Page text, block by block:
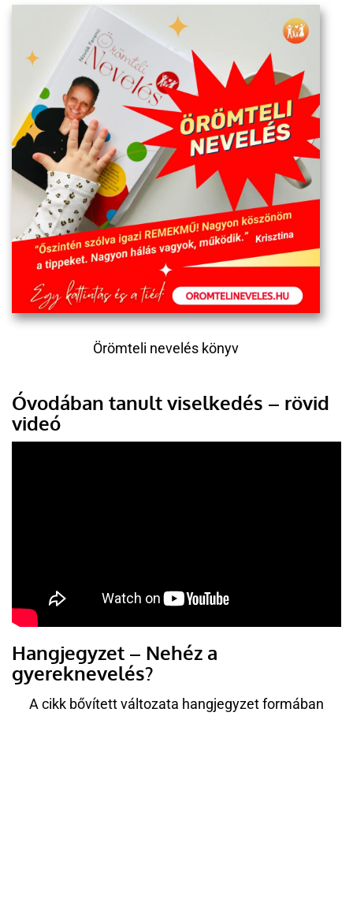
Örömteli nevelés könyv
Óvodában tanult viselkedés – rövid
videó
Hangjegyzet – Nehéz a
gyereknevelés?
A cikk bővített változata hangjegyzet formában